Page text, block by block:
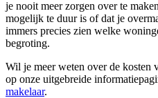
je nooit meer zorgen over te
mogelijk te duur is of dat je
immers precies zien welke
begroting.
Wil je meer weten over de kosten
op onze uitgebreide
makelaar.